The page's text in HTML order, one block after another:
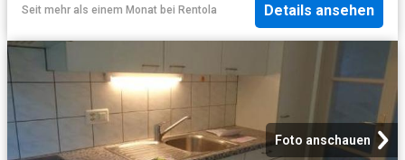
Seit mehr als einem Monat bei Rentola Details ansehen
Foto anschauen